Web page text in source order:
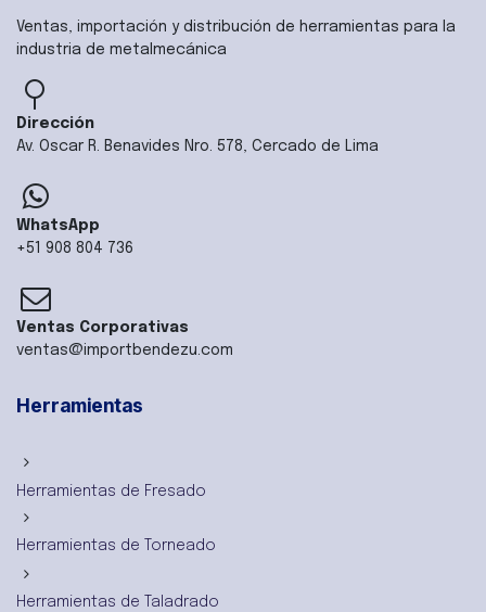
Ventas, importación y distribución de herramientas para la
industria de metalmecánica
Dirección
Av. Oscar R. Benavides Nro. 578, Cercado de Lima
WhatsApp
+51 908 804 736
Ventas Corporativas
ventas@importbendezu.com
Herramientas
Herramientas de Fresado
Herramientas de Torneado
Herramientas de Taladrado